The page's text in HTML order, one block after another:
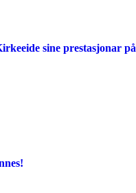
sine prestasjonar på